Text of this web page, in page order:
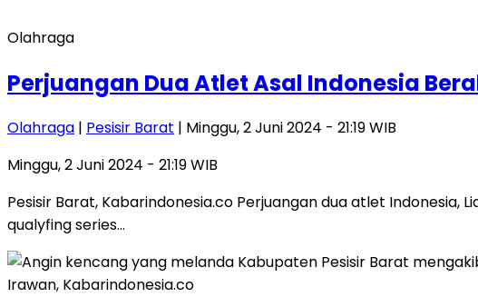
Olahraga
Perjuangan Dua Atlet Asal Indonesia
Olahraga | Pesisir Barat | Minggu, 2 Juni 2024 - 21:19 WIB
Minggu, 2 Juni 2024 - 21:19 WIB
Pesisir Barat, Kabarindonesia.co Perjuangan dua atlet Indonesia,
qualyfing series…